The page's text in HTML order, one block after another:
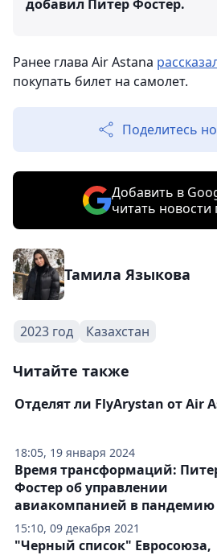
добавил Питер Фостер.
Ранее глава Air Astana
покупать билет на самолет.
Поделитесь
Добавить в
читать
Тамила Языкова
2023 год Казахстан
Читайте также
18:05, 19 января 2024
Отделят ли FlyArystan от Air
15:10, 09 декабря 2021
Время трансформаций:
Фостер об управлении
авиакомпанией в пандемию
"Черный список" Евросоюза,